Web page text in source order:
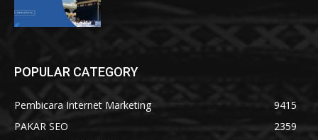
POPULAR CATEGORY
Pembicara Internet Marketing
9415
PAKAR SEO
2359